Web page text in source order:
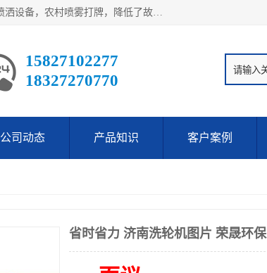
武汉荣晟环保科技有限公司产品涵盖了全自动工程车辆洗轮机，环保远射程喷雾机，抑尘剂喷洒设备，农村喷雾打牌，降低了故障率。多次获得环保科技进步奖，赢得了广大客户的一直好评.
15827102277
18327270770
公司动态 产品知识 客户案例
省时省力 济南洗轮机图片 荣晟环保